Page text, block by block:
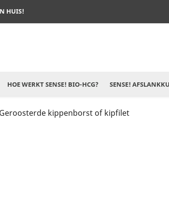
HUIS!
HOE WERKT SENSE! BIO-HCG? SENSE!
Geroosterde kippenborst of kipfilet